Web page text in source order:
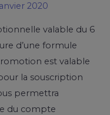
2020
valable du 6
d’une formule
est valable
la souscription
permettra
du compte